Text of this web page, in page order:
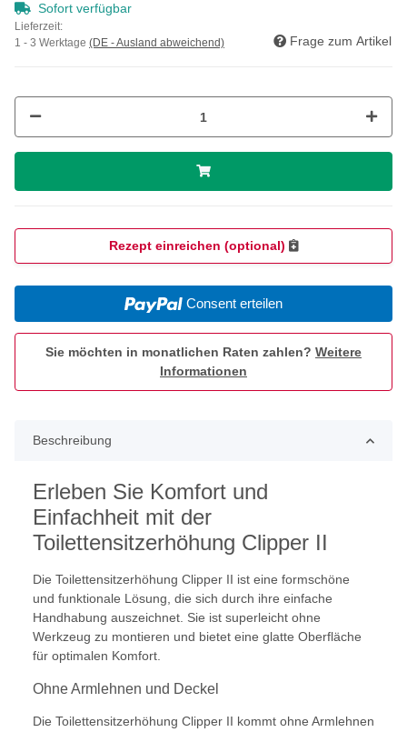
Sofort verfügbar
Lieferzeit:
1 - 3 Werktage (DE - Ausland abweichend) Frage zum Artikel
Rezept einreichen (optional)
Consent erteilen
Sie möchten in monatlichen Raten zahlen? Weitere
Informationen
Beschreibung
Erleben Sie Komfort und
Einfachheit mit der
Toilettensitzerhöhung Clipper II
Die Toilettensitzerhöhung Clipper II ist eine formschöne
und funktionale Lösung, die sich durch ihre einfache
Handhabung auszeichnet. Sie ist superleicht ohne
Werkzeug zu montieren und bietet eine glatte Oberfläche
für optimalen Komfort.
Ohne Armlehnen und Deckel
Die Toilettensitzerhöhung Clipper II kommt ohne Armlehnen